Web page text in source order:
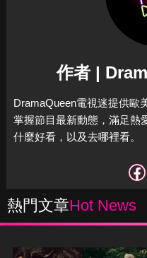
作者 |
DramaQueen電視迷提供歐
掌握節目最新動態，滿足熱
什麼好看，以及去哪裡看。
熱門文章Hot News